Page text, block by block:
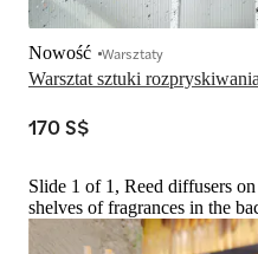
Warsztat sztuki
Nowość Warsztaty
170 S$
Slide 1 of 1, Reed diffusers
shelves of fragrances in the